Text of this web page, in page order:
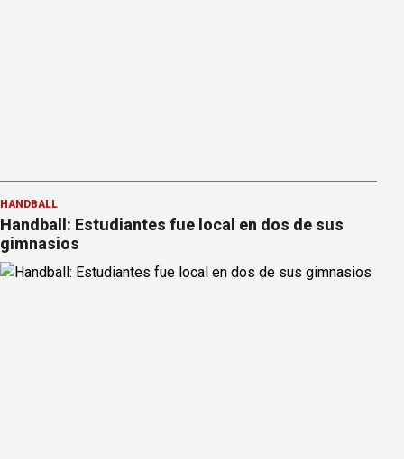
HANDBALL
Handball: Estudiantes fue local en dos de sus
gimnasios